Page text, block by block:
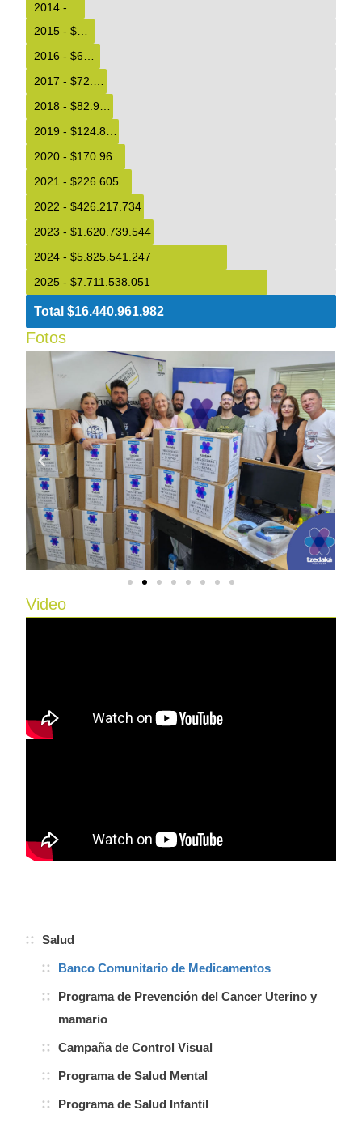
2014 - $49.090.791
2015 - $62.836.928
2016 - $67.182.013
2017 - $72.435.175
2018 - $82.965.106
2019 - $124.848.733
2020 - $170.961.427
2021 - $226.605.233
2022 - $426.217.734
2023 - $1.620.739.544
2024 - $5.825.541.247
2025 - $7.711.538.051
Total $16.440.961,982
Fotos
Video
Salud
Banco Comunitario de Medicamentos
Programa de Prevención del Cancer Uterino y
mamario
Campaña de Control Visual
Programa de Salud Mental
Programa de Salud Infantil